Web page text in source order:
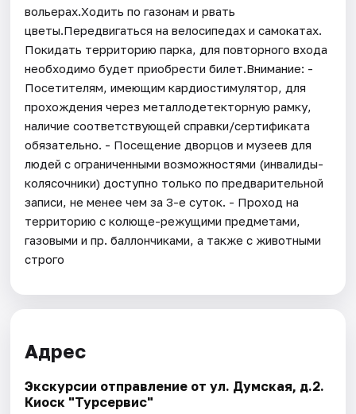
вольерах.Ходить по газонам и рвать
цветы.Передвигаться на велосипедах и самокатах.
Покидать территорию парка, для повторного входа
необходимо будет приобрести билет.Внимание: -
Посетителям, имеющим кардиостимулятор, для
прохождения через металлодетекторную рамку,
наличие соответствующей справки/сертификата
обязательно. - Посещение дворцов и музеев для
людей с ограниченными возможностями (инвалиды-
колясочники) доступно только по предварительной
записи, не менее чем за 3-е суток. - Проход на
территорию с колюще-режущими предметами,
газовыми и пр. баллончиками, а также с животными
строго
Адрес
Экскурсии отправление от ул. Думская, д.2.
Киоск "Турсервис"